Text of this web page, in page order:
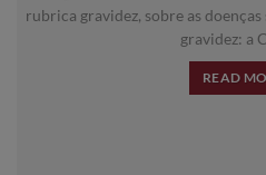
rubrica gravidez, sobre as
gravidez: a
READ